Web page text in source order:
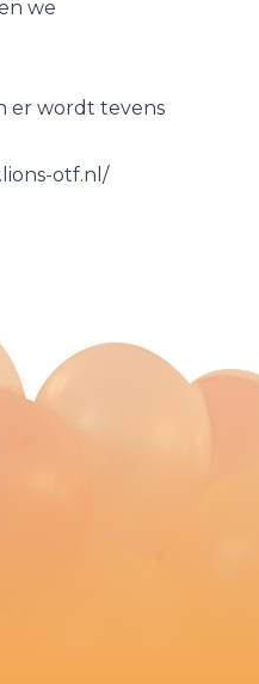
we
er wordt tevens
otf.nl/